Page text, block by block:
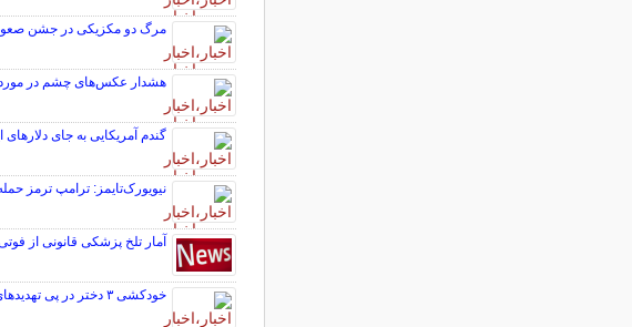
مرگ دو مکزیکی در جشن صعود
هشدار عکس‌های چشم در
گندم آمریکایی به جای
نیویورک‌تایمز: ترامپ ترمز
آمار تلخ پزشکی قانونی از
خودکشی ۳ دختر در پی تهدید‌های اینترنتی!